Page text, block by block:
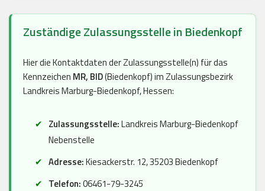
Zuständige Zulassungsstelle in Biedenkopf
Hier die Kontaktdaten der Zulassungsstelle(n) für das
Kennzeichen MR, BID(Biedenkopf) im Zulassungsbezirk
Landkreis Marburg-Biedenkopf, Hessen:
Zulassungsstelle:Landkreis Marburg-Biedenkopf
Nebenstelle
Adresse:Kiesackerstr. 12, 35203 Biedenkopf
Telefon:06461-79-3245